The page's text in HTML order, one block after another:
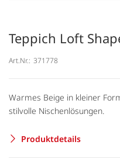
Teppich Loft
Art.Nr.: 371778
Warmes Beige in kleiner
stilvolle Nischenlösungen.
Produktdetails